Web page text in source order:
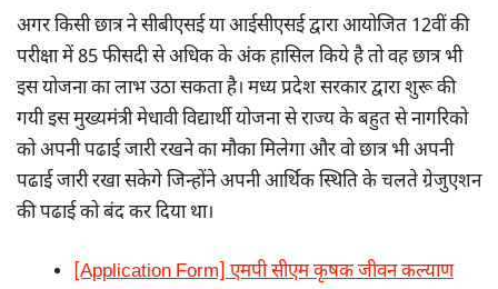
अगर किसी छात्र ने सीबीएसई या आईसीएसई द्वारा आयोजित 12वीं की
परीक्षा में 85 फीसदी से अधिक के अंक हासिल किये है तो वह छात्र भी
इस योजना का लाभ उठा सकता है। मध्य प्रदेश सरकार द्वारा शुरू की
गयी इस मुख्यमंत्री मेधावी विद्यार्थी योजना से राज्य के बहुत से नागरिको
को अपनी पढाई जारी रखने का मौका मिलेगा और वो छात्र भी अपनी
पढाई जारी रखा सकेगे जिन्होंने अपनी आर्थिक स्थिति के चलते ग्रेजुएशन
की पढाई को बंद कर दिया था।
[Application Form] एमपी सीएम कृषक जीवन कल्याण